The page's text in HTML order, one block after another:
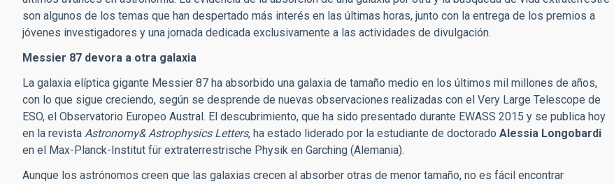
son algunos de los temas que han despertado más interés en las últimas horas, junto con la entrega de los premios a
jóvenes investigadores y una jornada dedicada exclusivamente a las actividades de divulgación.
Messier 87 devora a otra galaxia
La galaxia elíptica gigante Messier 87 ha absorbido una galaxia de tamaño medio en los últimos mil millones de años,
con lo que sigue creciendo, según se desprende de nuevas observaciones realizadas con el Very Large Telescope de
ESO, el Observatorio Europeo Austral. El descubrimiento, que ha sido presentado durante EWASS 2015 y se publica hoy
en la revista Astronomy& Astrophysics Letters, ha estado liderado por la estudiante de doctorado Alessia Longobardi
en el Max-Planck-Institut für extraterrestrische Physik en Garching (Alemania).
Aunque los astrónomos creen que las galaxias crecen al absorber otras de menor tamaño, no es fácil encontrar